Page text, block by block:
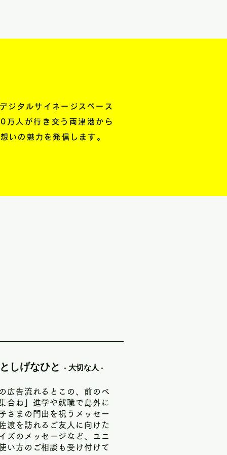
ジタルサイネージスペース
万人が行き交う両津港から
いの魅力を発信します。
に正しく「マッチ」させ、佐
」の場所となるように。「駅
に遊びにいこうかという声が
しげなひと - 大切な人 -
広告流れるとこの、前のベ
合ね」進学や就職で島外に
さまの門出を祝うメッセー
渡を訪れるご友人に向けた
ズのメッセージなど、ユニ
い方のご相談も受け付けて